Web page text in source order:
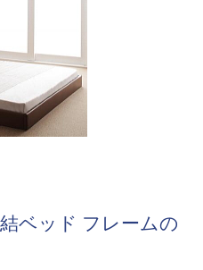
ベッド フレームの